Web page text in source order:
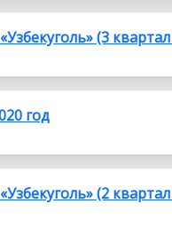
(3
год
(2